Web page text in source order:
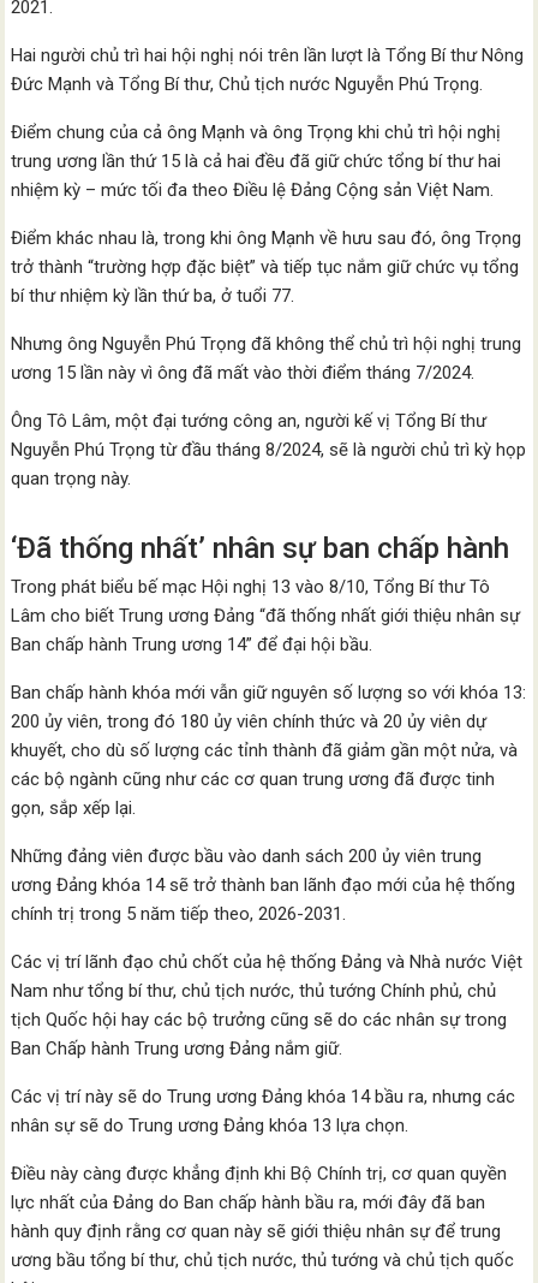
2021.
Hai người chủ trì hai hội nghị nói trên lần lượt là Tổng Bí thư Nông
Đức Mạnh và Tổng Bí thư, Chủ tịch nước Nguyễn Phú Trọng.
Điểm chung của cả ông Mạnh và ông Trọng khi chủ trì hội nghị
trung ương lần thứ 15 là cả hai đều đã giữ chức tổng bí thư hai
nhiệm kỳ – mức tối đa theo Điều lệ Đảng Cộng sản Việt Nam.
Điểm khác nhau là, trong khi ông Mạnh về hưu sau đó, ông Trọng
trở thành “trường hợp đặc biệt” và tiếp tục nắm giữ chức vụ tổng
bí thư nhiệm kỳ lần thứ ba, ở tuổi 77.
Nhưng ông Nguyễn Phú Trọng đã không thể chủ trì hội nghị trung
ương 15 lần này vì ông đã mất vào thời điểm tháng 7/2024.
Ông Tô Lâm, một đại tướng công an, người kế vị Tổng Bí thư
Nguyễn Phú Trọng từ đầu tháng 8/2024, sẽ là người chủ trì kỳ họp
quan trọng này.
‘Đã thống nhất’ nhân sự ban chấp hành
Trong phát biểu bế mạc Hội nghị 13 vào 8/10, Tổng Bí thư Tô
Lâm cho biết Trung ương Đảng “đã thống nhất giới thiệu nhân sự
Ban chấp hành Trung ương 14” để đại hội bầu.
Ban chấp hành khóa mới vẫn giữ nguyên số lượng so với khóa 13:
200 ủy viên, trong đó 180 ủy viên chính thức và 20 ủy viên dự
khuyết, cho dù số lượng các tỉnh thành đã giảm gần một nửa, và
các bộ ngành cũng như các cơ quan trung ương đã được tinh
gọn, sắp xếp lại.
Những đảng viên được bầu vào danh sách 200 ủy viên trung
ương Đảng khóa 14 sẽ trở thành ban lãnh đạo mới của hệ thống
chính trị trong 5 năm tiếp theo, 2026-2031.
Các vị trí lãnh đạo chủ chốt của hệ thống Đảng và Nhà nước Việt
Nam như tổng bí thư, chủ tịch nước, thủ tướng Chính phủ, chủ
tịch Quốc hội hay các bộ trưởng cũng sẽ do các nhân sự trong
Ban Chấp hành Trung ương Đảng nắm giữ.
Các vị trí này sẽ do Trung ương Đảng khóa 14 bầu ra, nhưng các
nhân sự sẽ do Trung ương Đảng khóa 13 lựa chọn.
Điều này càng được khẳng định khi Bộ Chính trị, cơ quan quyền
lực nhất của Đảng do Ban chấp hành bầu ra, mới đây đã ban
hành quy định rằng cơ quan này sẽ giới thiệu nhân sự để trung
ương bầu tổng bí thư, chủ tịch nước, thủ tướng và chủ tịch quốc